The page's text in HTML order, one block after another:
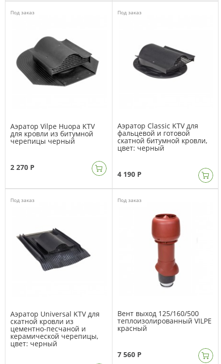
Под заказ
Аэратор Vilpe Huopa KTV
для кровли из битумной
черепицы черный
2 270 Р
Под заказ
Аэратор Classic KTV для
фальцевой и готовой
скатной битумной кровли,
цвет: черный
4 190 Р
Под заказ
Аэратор Universal KTV для
скатной кровли из
цементно-песчаной и
керамической черепицы,
цвет: черный
Под заказ
Вент выход 125/160/500
теплоизолированный VILPE
красный
7 560 Р